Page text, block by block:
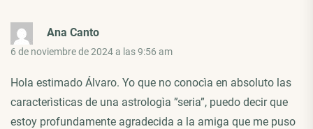
Ana Canto
6 de noviembre de 2024 a las 9:56 am
Hola estimado Álvaro. Yo que no conocìa en absoluto las
caracterìsticas de una astrologìa ”seria”, puedo decir que
estoy profundamente agradecida a la amiga que me puso